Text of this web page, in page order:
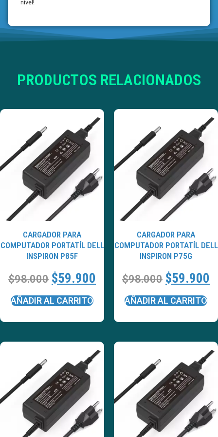
nivel!
PRODUCTOS RELACIONADOS
CARGADOR PARA
COMPUTADOR PORTATÍL DELL
INSPIRON P85F
$98.000 $59.900
AÑADIR AL CARRITO
CARGADOR PARA
COMPUTADOR PORTATÍL DELL
INSPIRON P75G
$98.000 $59.900
AÑADIR AL CARRITO